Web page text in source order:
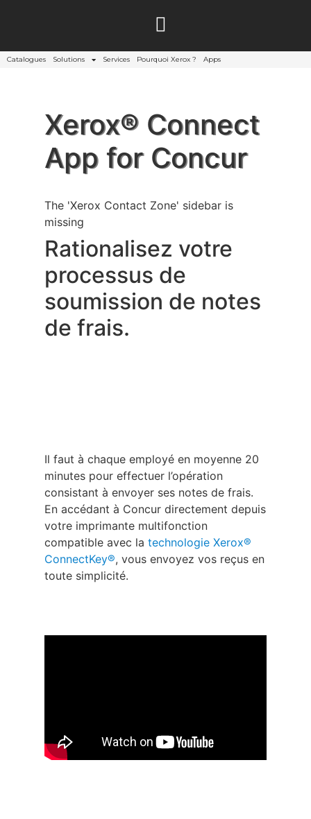
Catalogues Solutions Services Pourquoi Xerox ? Apps
Xerox® Connect
App for Concur
The 'Xerox Contact Zone' sidebar is
missing
Rationalisez votre
processus de
soumission de notes
de frais.
Il faut à chaque employé en moyenne 20
minutes pour effectuer l’opération
consistant à envoyer ses notes de frais.
En accédant à Concur directement depuis
votre imprimante multifonction
compatible avec la technologie Xerox®
ConnectKey®, vous envoyez vos reçus en
toute simplicité.